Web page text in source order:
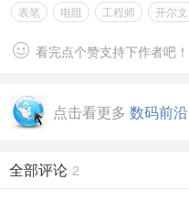
表笔 电阻 工程师 开尔文
 看完点个赞支持下作者吧！
点击看更多 数码前沿
全部评论 2